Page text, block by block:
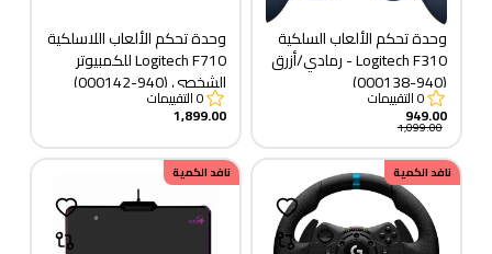
وحدة تحكم الألعاب السلكية
Logitech F310 - رمادي/أزرق
(940-000138)
0التقييمات
949.00
1,099.00
وحدة تحكم الألعاب اللاسلكية
Logitech F710 للكمبيوتر
الشخصي (940-000142)
0التقييمات
1,899.00
نافد الكمية نافد الكمية